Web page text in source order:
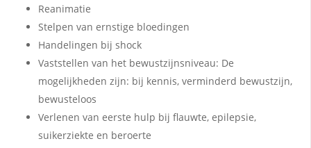
Reanimatie
Stelpen van ernstige bloedingen
Handelingen bij shock
Vaststellen van het bewustzijnsniveau: De
mogelijkheden zijn: bij kennis, verminderd bewustzijn,
bewusteloos
Verlenen van eerste hulp bij flauwte, epilepsie,
suikerziekte en beroerte